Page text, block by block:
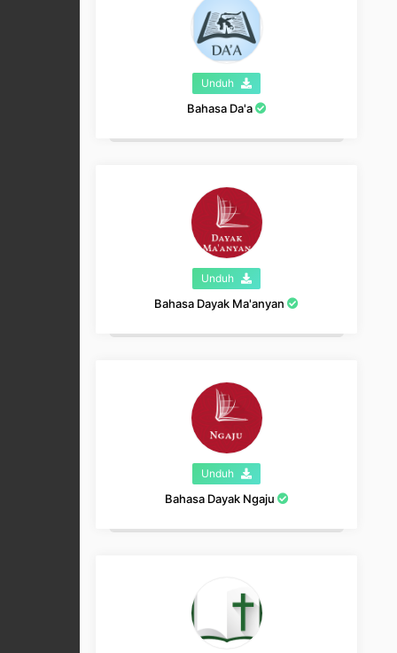
Unduh
Bahasa Da'a
Unduh
Bahasa Dayak Ma'anyan
Unduh
Bahasa Dayak Ngaju